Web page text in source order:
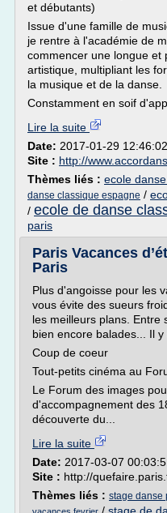
et débutants)
Issue d'une famille de
je rentre à l'académie de
commencer une longue et
artistique, multipliant les
la musique et de la danse.
Constamment en soif
Lire la suite
Date: 2017-01-29 12:46:02
Site : http://
Thèmes liés : ecole
danse classique espagne /
/ ecole de danse
paris
Paris Vacances
Paris
Plus d'angoisse pour les
vous évite des sueurs
les meilleurs plans. Entre
bien encore balades... Il
Coup de coeur
Tout-petits cinéma au
Le Forum des images
d'accompagnement des
découverte du...
Lire la suite
Date: 2017-03-07
Site : http://
Thèmes liés : stage danse